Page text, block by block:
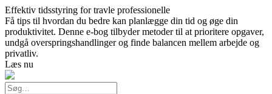
Effektiv tidsstyring for travle professionelle
Få tips til hvordan du bedre kan planlægge din tid og øge din
produktivitet. Denne e-bog tilbyder metoder til at prioritere opgaver,
undgå overspringshandlinger og finde balancen mellem arbejde og
privatliv.
Læs nu